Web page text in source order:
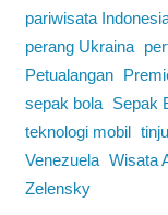
pariwisata
perang Ukraina
Petualangan
sepak bola
Sepak
teknologi mobil
Venezuela Wisata
Zelensky